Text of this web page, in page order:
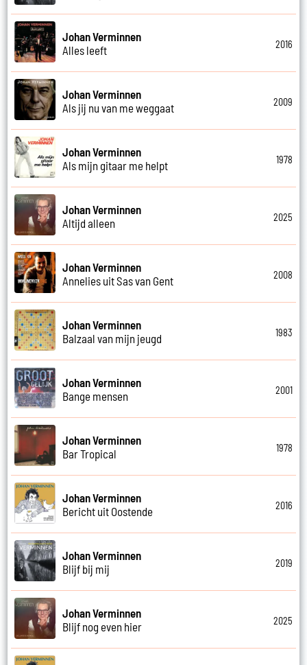
Johan Verminnen
Alles leeft
2016
Johan Verminnen
Als jij nu van me weggaat
2009
Johan Verminnen
Als mijn gitaar me helpt
1978
Johan Verminnen
Altijd alleen
2025
Johan Verminnen
Annelies uit Sas van Gent
2008
Johan Verminnen
Balzaal van mijn jeugd
1983
Johan Verminnen
Bange mensen
2001
Johan Verminnen
Bar Tropical
1978
Johan Verminnen
Bericht uit Oostende
2016
Johan Verminnen
Blijf bij mij
2019
Johan Verminnen
Blijf nog even hier
2025